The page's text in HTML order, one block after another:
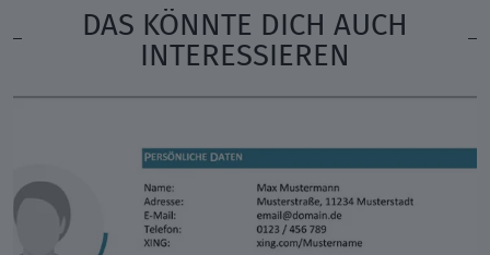
DAS KÖNNTE DICH AUCH
INTERESSIEREN